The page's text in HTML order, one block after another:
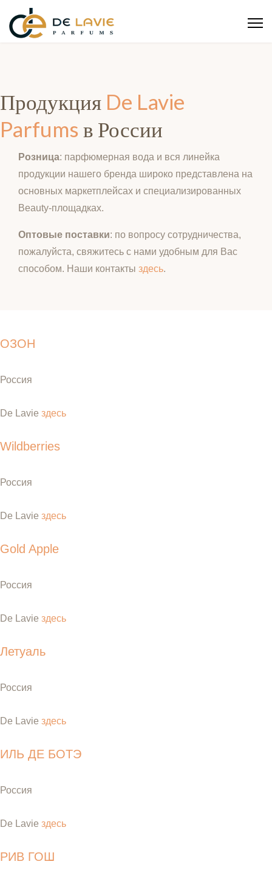
Продукция De Lavie
Parfumsв России
Розница: парфюмерная вода и вся линейка
продукции нашего бренда широко представлена на
основных маркетплейсах и специализированных
Beauty-площадках.
Оптовые поставки: по вопросу сотрудничества,
пожалуйста, свяжитесь с нами удобным для Вас
способом. Наши контакты здесь.
ОЗОН
Россия
De Lavie здесь
Wildberries
Россия
De Lavie здесь
Gold Apple
Россия
De Lavie здесь
Летуаль
Россия
De Lavie здесь
ИЛЬ ДЕ БОТЭ
Россия
De Lavie здесь
РИВ ГОШ